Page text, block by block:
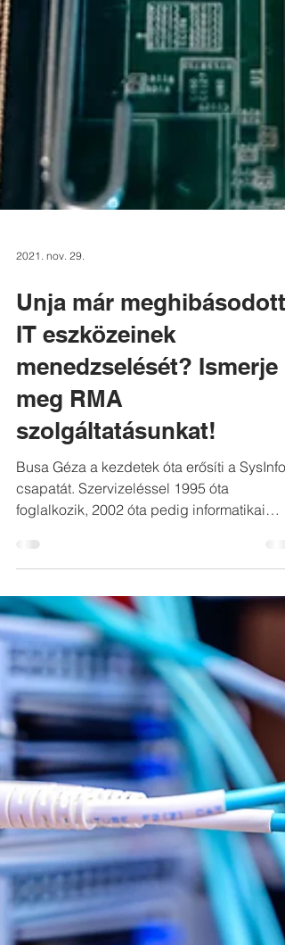
2021. nov. 29.
Unja már meghibásodott
IT eszközeinek
menedzselését? Ismerje
meg RMA
szolgáltatásunkat!
Busa Géza a kezdetek óta erősíti a SysInfo
csapatát. Szervizeléssel 1995 óta
foglalkozik, 2002 óta pedig informatikai
műszerészséggel,...